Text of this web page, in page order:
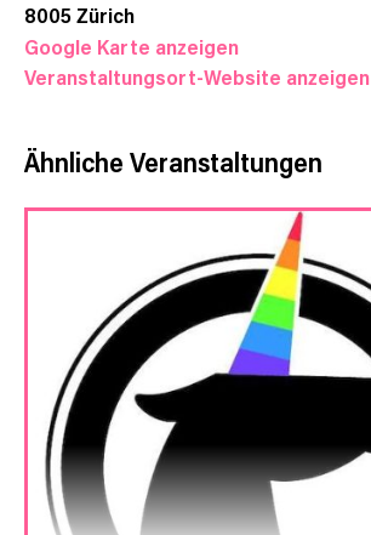
8005Zürich
Google Karte anzeigen
Veranstaltungsort-Website anzeigen
Ähnliche Veranstaltungen